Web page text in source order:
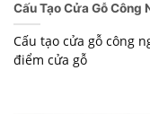
Cấu Tạo Cửa Gỗ Công
Cấu tạo cửa gỗ công
điểm cửa gỗ